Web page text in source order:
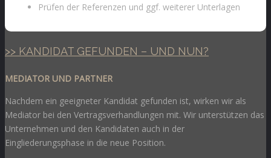
Prüfen der Referenzen und ggf. weiterer Unterlagen
>> KANDIDAT GEFUNDEN – UND NUN?
MEDIATOR UND PARTNER
Nachdem ein geeigneter Kandidat gefunden ist, wirken wir als
Mediator bei den Vertragsverhandlungen mit. Wir unterstützen das
Unternehmen und den Kandidaten auch in der
Eingliederungsphase in die neue Position.